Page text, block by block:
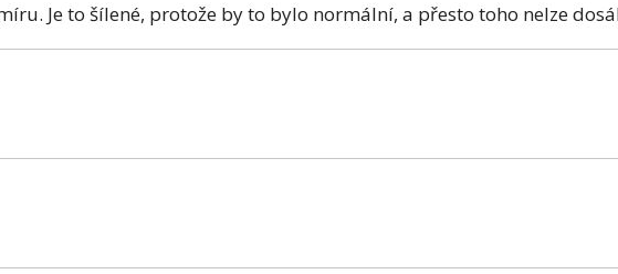
Je to šílené, protože by to bylo normální, a přesto toho nelze